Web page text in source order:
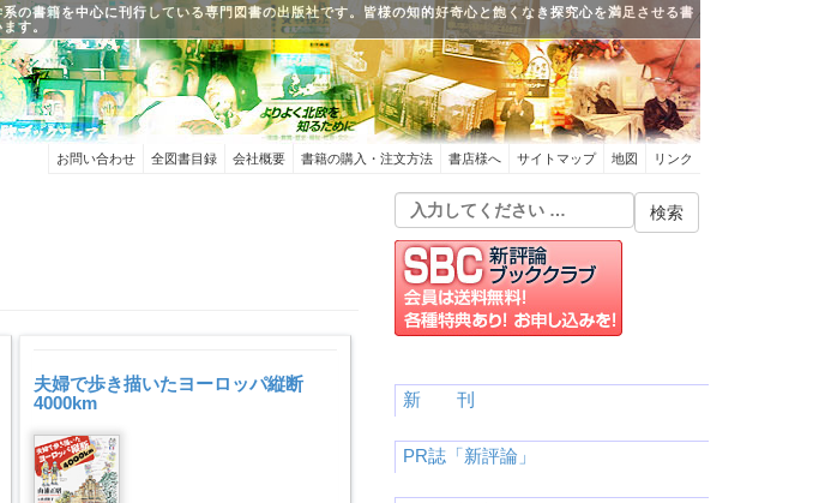
系の書籍を中心に刊行している専門図書の出版社です。皆様の知的好奇心と飽くなき探究心を満足させる書
す。
お問い合わせ 全図書目録 会社概要 書籍の購入・注文方法 書店様へ サイトマップ 地図 リンク
夫婦で歩き描いたヨーロッパ縦断
4000km
新 刊
PR誌「新評論」